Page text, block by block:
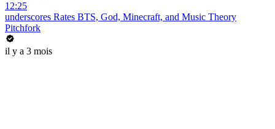
12:25
underscores Rates BTS, God, Minecraft, and Music Theory
Pitchfork
il y a 3 mois